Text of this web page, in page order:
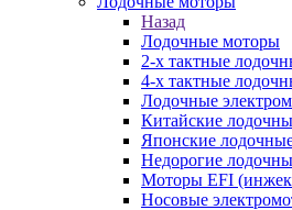
Назад
Лодочные моторы
2-х тактные
4-х тактные
Лодочные
Китайские
Японские
Недорогие
Моторы EFI
Носовые